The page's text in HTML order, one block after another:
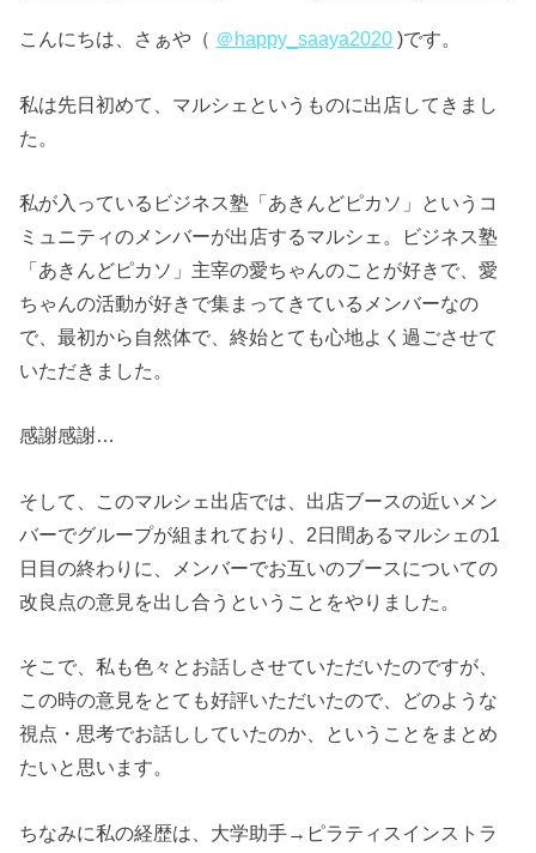
こんにちは、さぁや（ ＠happy_saaya2020 )です。
私は先日初めて、マルシェというものに出店してきまし
た。
私が入っているビジネス塾「あきんどピカソ」というコ
ミュニティのメンバーが出店するマルシェ。ビジネス塾
「あきんどピカソ」主宰の愛ちゃんのことが好きで、愛
ちゃんの活動が好きで集まってきているメンバーなの
で、最初から自然体で、終始とても心地よく過ごさせて
いただきました。
感謝感謝…
そして、このマルシェ出店では、出店ブースの近いメン
バーでグループが組まれており、2日間あるマルシェの1
日目の終わりに、メンバーでお互いのブースについての
改良点の意見を出し合うということをやりました。
そこで、私も色々とお話しさせていただいたのですが、
この時の意見をとても好評いただいたので、どのような
視点・思考でお話ししていたのか、ということをまとめ
たいと思います。
ちなみに私の経歴は、大学助手→ピラティスインストラ